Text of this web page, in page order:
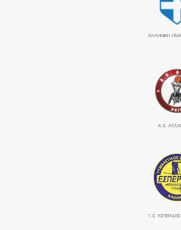
ΕΛΛΗΝΙΚΗ
Α.Σ.
Γ.Σ.